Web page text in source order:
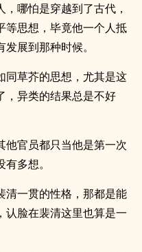
哪怕是穿越到了古代，
等思想，毕竟他一个人抵
展到那种时候。
同草芥的思想，尤其是这
，异类的结果总是不好
他官员都只当他是第一次
多想。
清一贯的性格，那都是能
认脸在裴清这里也算是一